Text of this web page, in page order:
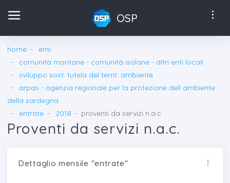
OSP
home
enti
comunità montane - comunità isolane - altri enti locali
sviluppo sost. tutela del territ. ambiente
arpas - agenzia regionale per la protezione dell ambiente
della sardegna
entrate
2018 proventi da servizi n.a.c.
Proventi da servizi n.a.c.
Dettaglio mensile "entrate"